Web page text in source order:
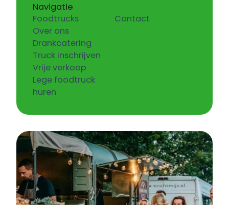
Navigatie
Foodtrucks
Over ons
Drankcatering
Truck inschrijven
Vrije verkoop
Lege foodtruck
huren
Contact